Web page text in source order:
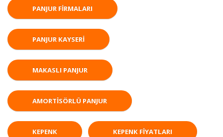
PANJUR FIRMALARI
PANJUR KAYSERI
MAKASLI PANJUR
AMORTISÖRLÜ PANJUR
KEPENK KEPENK FIYATLARI